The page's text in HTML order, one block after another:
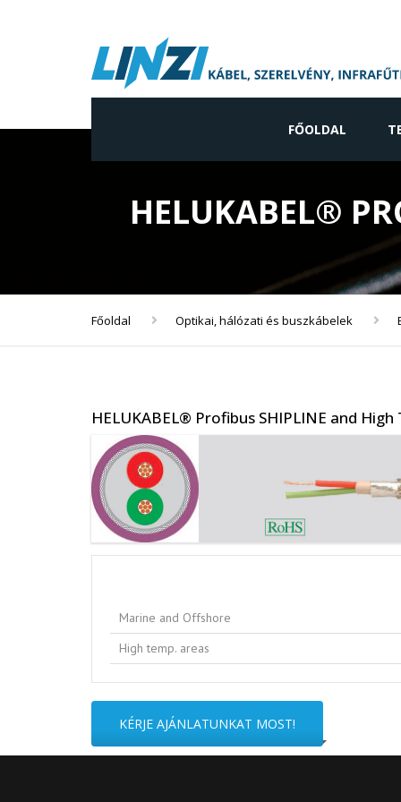
FŐOLDAL
HELUKABEL®
Főoldal Optikai, hálózati és buszkábelek
HELUKABEL® Profibus SHIPLINE and
Marine and Offshore
High temp. areas
KÉRJE AJÁNLATUNKAT MOST!